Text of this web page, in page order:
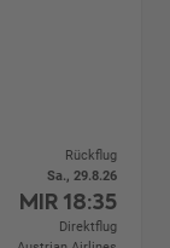
Rückflug
Sa., 29.8.26
MIR 18:35
Direktflug